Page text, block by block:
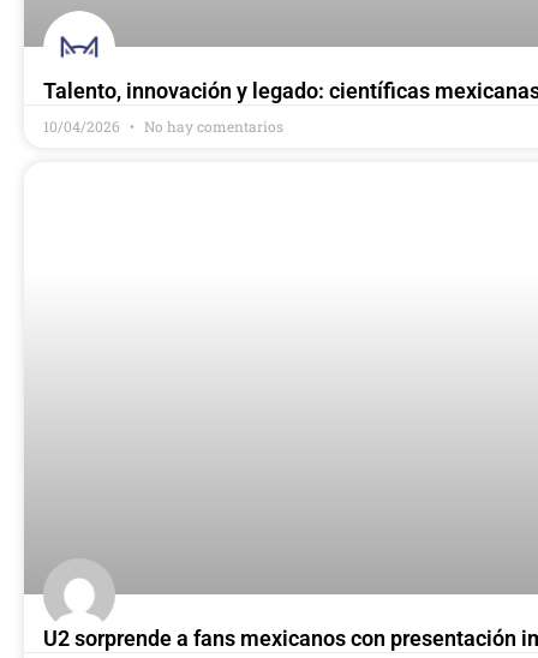
Talento, innovación y legado: científicas
10/04/2026 No hay comentarios
U2 sorprende a fans mexicanos con presentación